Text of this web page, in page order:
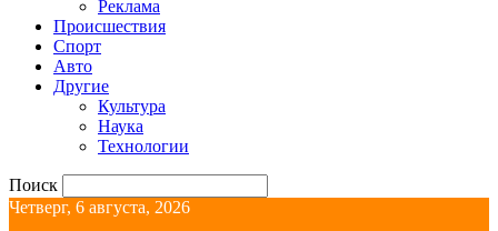
Реклама
Происшествия
Спорт
Авто
Другие
Культура
Наука
Технологии
Поиск
Четверг, 6 августа, 2026